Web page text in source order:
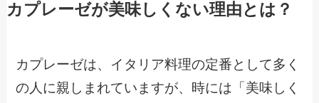
カプレーゼが美味しくない理由とは？
カプレーゼは、イタリア料理の定番として多く
の人に親しまれていますが、時には「美味しく